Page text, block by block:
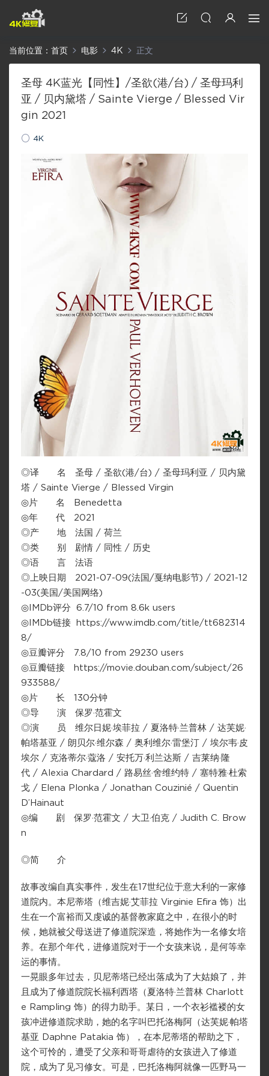
当前位置： 首页 电影 4K 正文
圣母 4K蓝光【同性】/圣欲(港/台) / 圣母玛利
亚 / 贝内黛塔 / Sainte Vierge / Blessed Vir
gin 2021
4K
◎译 名 圣母 / 圣欲(港/台) / 圣母玛利亚 / 贝内黛
塔 / Sainte Vierge / Blessed Virgin
◎片 名 Benedetta
◎年 代 2021
◎产 地 法国 / 荷兰
◎类 别 剧情 / 同性 / 历史
◎语 言 法语
◎上映日期 2021-07-09(法国/戛纳电影节) / 2021-12
-03(美国/美国网络)
◎IMDb评分 6.7/10 from 8.6k users
◎IMDb链接 https://www.imdb.com/title/tt682314
8/
◎豆瓣评分 7.8/10 from 29230 users
◎豆瓣链接 https://movie.douban.com/subject/26
933588/
◎片 长 130分钟
◎导 演 保罗·范霍文
◎演 员 维尔日妮·埃菲拉 / 夏洛特·兰普林 / 达芙妮·
帕塔基亚 / 朗贝尔·维尔森 / 奥利维尔·雷堡汀 / 埃尔韦·皮
埃尔 / 克洛蒂尔·蔻洛 / 安托万·利兰达斯 / 吉莱纳·隆
代 / Alexia Chardard / 路易丝·舍维约特 / 塞特雅·杜索
戈 / Elena Plonka / Jonathan Couzinié / Quentin
D’Hainaut
◎编 剧 保罗·范霍文 / 大卫·伯克 / Judith C. Brow
n
◎简 介
故事改编自真实事件，发生在17世纪位于意大利的一家修
道院内。本尼蒂塔（维吉妮·艾菲拉 Virginie Efira 饰）出
生在一个富裕而又虔诚的基督教家庭之中，在很小的时
候，她就被父母送进了修道院深造，将她作为一名修女培
养。在那个年代，进修道院对于一个女孩来说，是何等幸
运的事情。
一晃眼多年过去，贝尼蒂塔已经出落成为了大姑娘了，并
且成为了修道院院长福利西塔（夏洛特·兰普林 Charlott
e Rampling 饰）的得力助手。某日，一个衣衫褴褛的女
孩冲进修道院求助，她的名字叫巴托洛梅阿（达芙妮·帕塔
基亚 Daphne Patakia 饰），在本尼蒂塔的帮助之下，
这个可怜的，遭受了父亲和哥哥虐待的女孩进入了修道
院，成为了见习修女。可是，巴托洛梅阿就像一匹野马一